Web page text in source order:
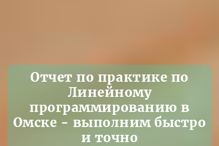
Отчет по практике по
Линейному
программированию в
Омске - выполним быстро
и точно